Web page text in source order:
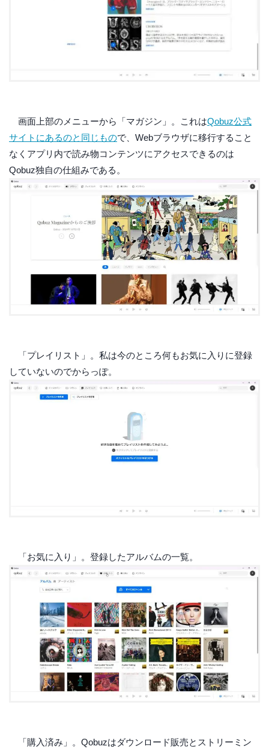
画面上部のメニューから「マガジン」。これはQobuz公式
サイトにあるのと同じもので、Webブラウザに移行すること
なくアプリ内で読み物コンテンツにアクセスできるのは
Qobuz独自の仕組みである。
「プレイリスト」。私は今のところ何もお気に入りに登録
していないのでからっぽ。
「お気に入り」。登録したアルバムの一覧。
「購入済み」。Qobuzはダウンロード販売とストリーミン